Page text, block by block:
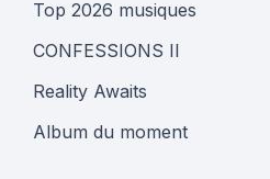
Top 2026 musiques
CONFESSIONS II
Reality Awaits
Album du moment